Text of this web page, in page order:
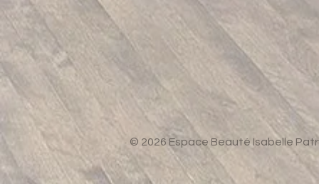
© 2026 Espace Beauté Isabelle